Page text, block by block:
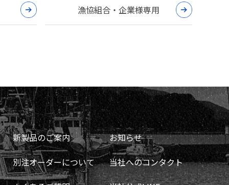
漁協組合・企業様専用
新製品のご案内
別注オーダーについて
お知らせ
当社へのコンタクト